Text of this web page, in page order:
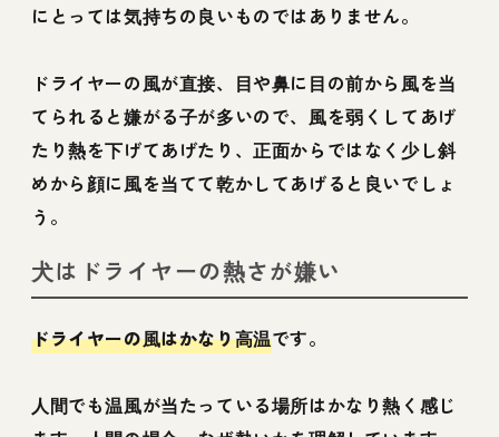
にとっては気持ちの良いものではありません。
ドライヤーの風が直接、目や鼻に目の前から風を当
てられると嫌がる子が多いので、風を弱くしてあげ
たり熱を下げてあげたり、正面からではなく少し斜
めから顔に風を当てて乾かしてあげると良いでしょ
う。
犬はドライヤーの熱さが嫌い
ドライヤーの風はかなり高温です。
人間でも温風が当たっている場所はかなり熱く感じ